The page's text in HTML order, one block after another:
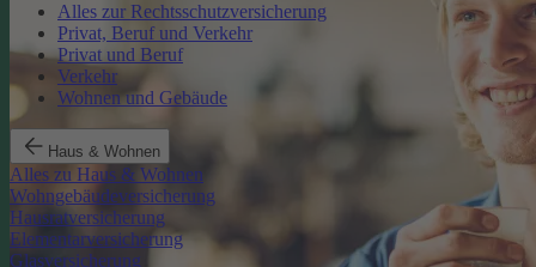
Alles zur Rechtsschutzversicherung
Privat, Beruf und Verkehr
Privat und Beruf
Verkehr
Wohnen und Gebäude
Haus & Wohnen
Alles zu Haus & Wohnen
Wohngebäudeversicherung
Hausratversicherung
Elementarversicherung
Glasversicherung